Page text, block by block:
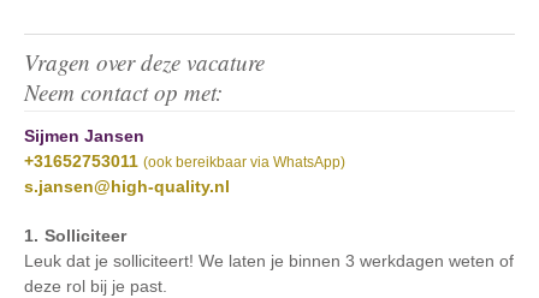
Vragen over deze vacature
Neem contact op met:
Sijmen Jansen
+31652753011 (ook bereikbaar via WhatsApp)
s.jansen@high-quality.nl
Solliciteer
Leuk dat je solliciteert! We laten je binnen 3 werkdagen weten of
deze rol bij je past.